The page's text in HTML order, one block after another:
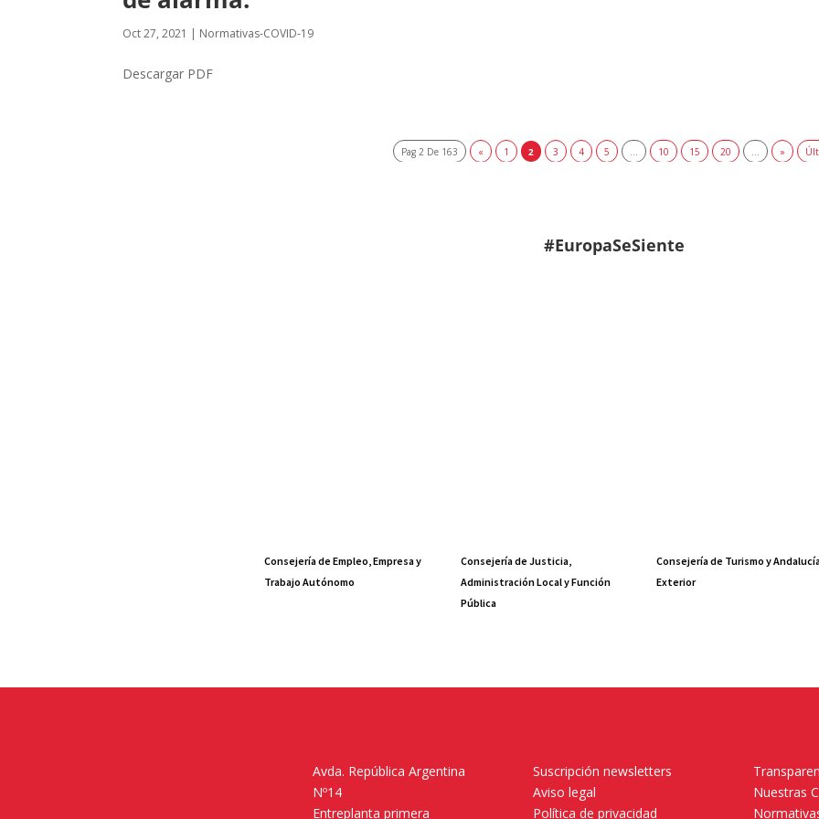
Oct 27, 2021 | Normativas-COVID-19
Descargar PDF
Pag 2 De 163 « 1 2 3 4 5 10 15 20 »
#EuropaSeSiente
Consejería de Empleo, Empresa y
Trabajo Autónomo
Consejería de Justicia,
Administración Local y Función
Pública
Consejería de Turismo y
Exterior
Avda. República Argentina
Nº14
Entreplanta primera
Suscripción newsletters
Aviso legal
Política de privacidad
Nuestras